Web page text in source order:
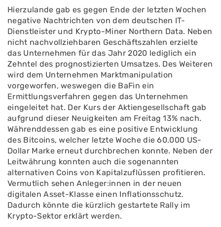
Hierzulande gab es gegen Ende der letzten Wochen
negative Nachtrichten von dem deutschen IT-
Dienstleister und Krypto-Miner Northern Data. Neben
nicht nachvollziehbaren Geschäftszahlen erzielte
das Unternehmen für das Jahr 2020 lediglich ein
Zehntel des prognostizierten Umsatzes. Des Weiteren
wird dem Unternehmen Marktmanipulation
vorgeworfen, weswegen die BaFin ein
Ermittlungsverfahren gegen das Unternehmen
eingeleitet hat. Der Kurs der Aktiengesellschaft gab
aufgrund dieser Neuigkeiten am Freitag 13% nach.
Währenddessen gab es eine positive Entwicklung
des Bitcoins, welcher letzte Woche die 60.000 US-
Dollar Marke erneut durchbrechen konnte. Neben der
Leitwährung konnten auch die sogenannten
alternativen Coins von Kapitalzuflüssen profitieren.
Vermutlich sehen Anleger:innen in der neuen
digitalen Asset-Klasse einen Inflationsschutz.
Dadurch könnte die kürzlich gestartete Rally im
Krypto-Sektor erklärt werden.